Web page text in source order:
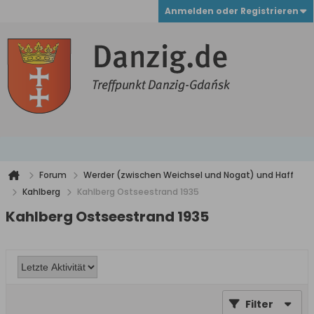
Anmelden oder Registrieren
Forum
Werder (zwischen Weichsel und Nogat) und Haff
Kahlberg
Kahlberg Ostseestrand 1935
Kahlberg Ostseestrand 1935
Filter